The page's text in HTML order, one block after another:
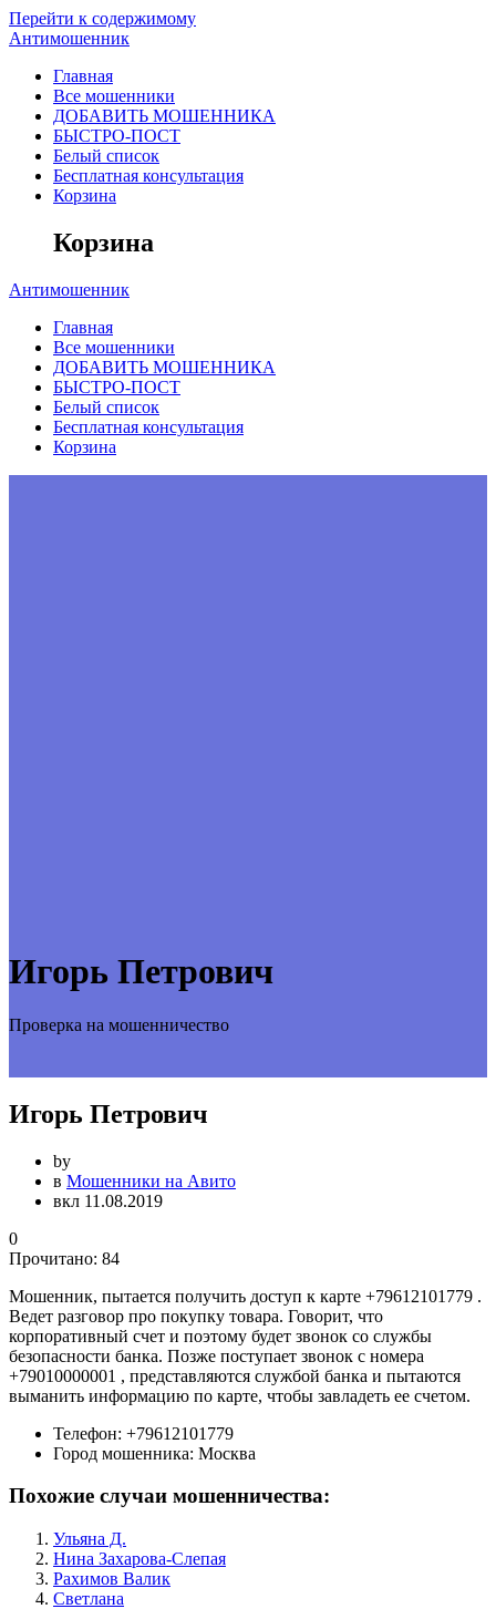
Перейти к содержимому
Антимошенник
Главная
Все мошенники
ДОБАВИТЬ МОШЕННИКА
БЫСТРО-ПОСТ
Белый список
Бесплатная консультация
Корзина
Корзина
Антимошенник
Главная
Все мошенники
ДОБАВИТЬ МОШЕННИКА
БЫСТРО-ПОСТ
Белый список
Бесплатная консультация
Корзина
Игорь Петрович
Проверка на мошенничество
Игорь Петрович
by
в Мошенники на Авито
вкл 11.08.2019
0
Прочитано: 84
Мошенник, пытается получить доступ к карте +79612101779 .
Ведет разговор про покупку товара. Говорит, что
корпоративный счет и поэтому будет звонок со службы
безопасности банка. Позже поступает звонок с номера
+79010000001 , представляются службой банка и пытаются
выманить информацию по карте, чтобы завладеть ее счетом.
Телефон: +79612101779
Город мошенника: Москва
Похожие случаи мошенничества:
Ульяна Д.
Нина Захарова-Слепая
Рахимов Валик
Светлана